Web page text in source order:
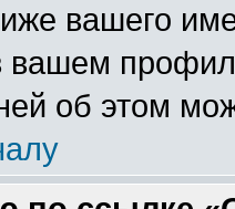
вашего
вашем
об этом